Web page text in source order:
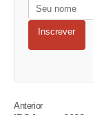
Inscrever
Anterior